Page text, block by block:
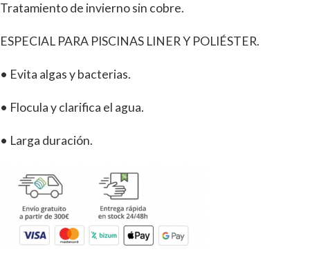
Tratamiento de invierno sin cobre.
ESPECIAL PARA PISCINAS LINER Y POLIÉSTER.
• Evita algas y bacterias.
• Flocula y clarifica el agua.
• Larga duración.